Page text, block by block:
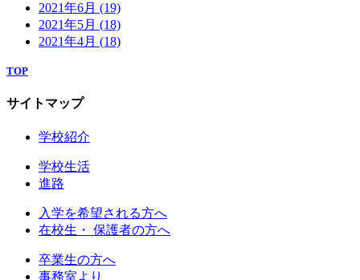
2021年6月 (19)
2021年5月 (18)
2021年4月 (18)
TOP
サイトマップ
学校紹介
学校生活
進路
入学を希望される方へ
在校生・ 保護者の方へ
卒業生の方へ
事務室より